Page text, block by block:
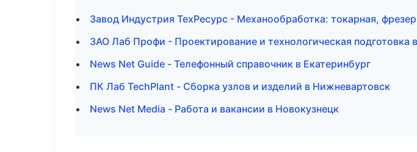
Завод Индустрия ТехРесурс - Механообработка: токарная,
ЗАО Лаб Профи - Проектирование и технологическая подготовка
News Net Guide - Телефонный справочник в Екатеринбург
ПК Лаб TechPlant - Сборка узлов и изделий в Нижневартовск
News Net Media - Работа и вакансии в Новокузнецк